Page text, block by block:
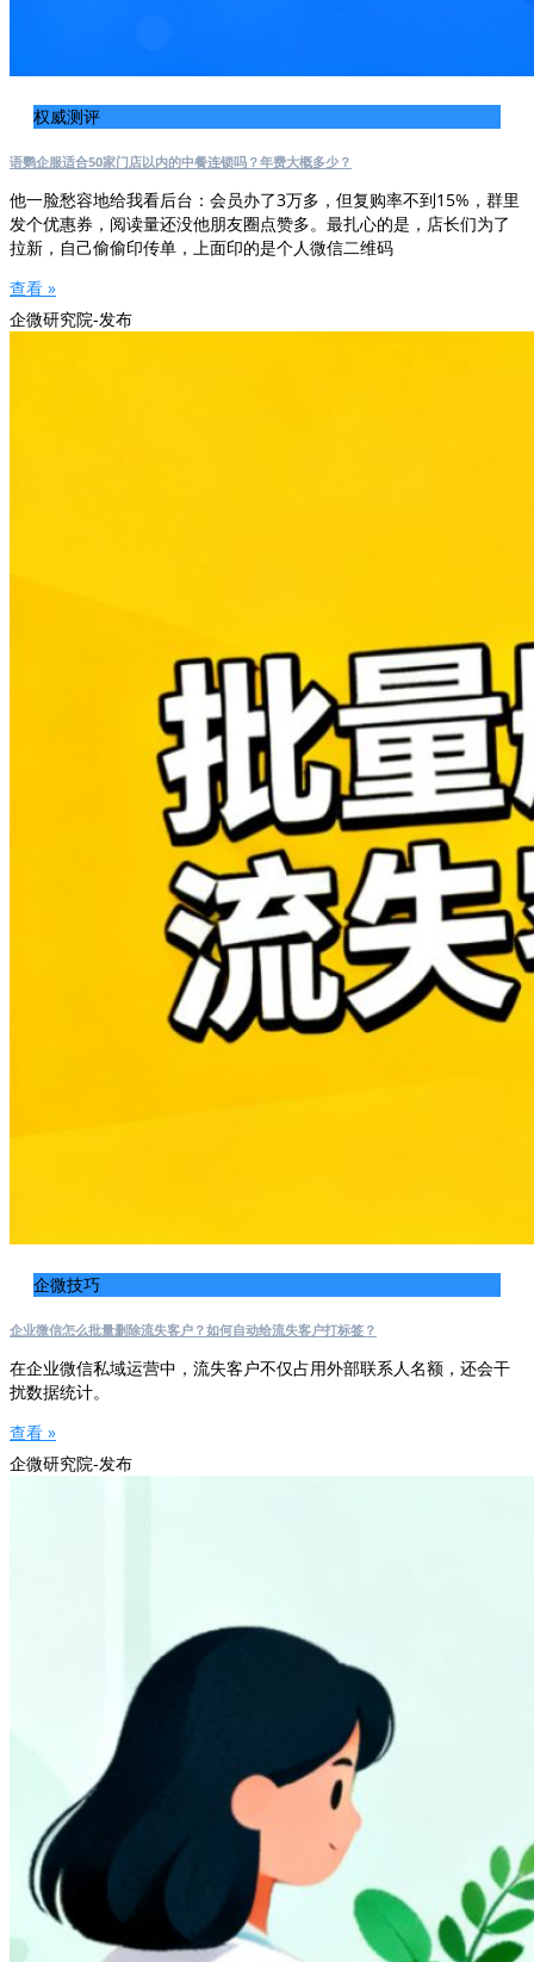
权威测评
语鹦企服适合50家门店以内的中餐连锁吗？年费大概多少？
他一脸愁容地给我看后台：会员办了3万多，但复购率不到15%，群里
发个优惠券，阅读量还没他朋友圈点赞多。最扎心的是，店长们为了
拉新，自己偷偷印传单，上面印的是个人微信二维码
查看 »
企微研究院-发布
企微技巧
企业微信怎么批量删除流失客户？如何自动给流失客户打标签？
在企业微信私域运营中，流失客户不仅占用外部联系人名额，还会干
扰数据统计。
查看 »
企微研究院-发布